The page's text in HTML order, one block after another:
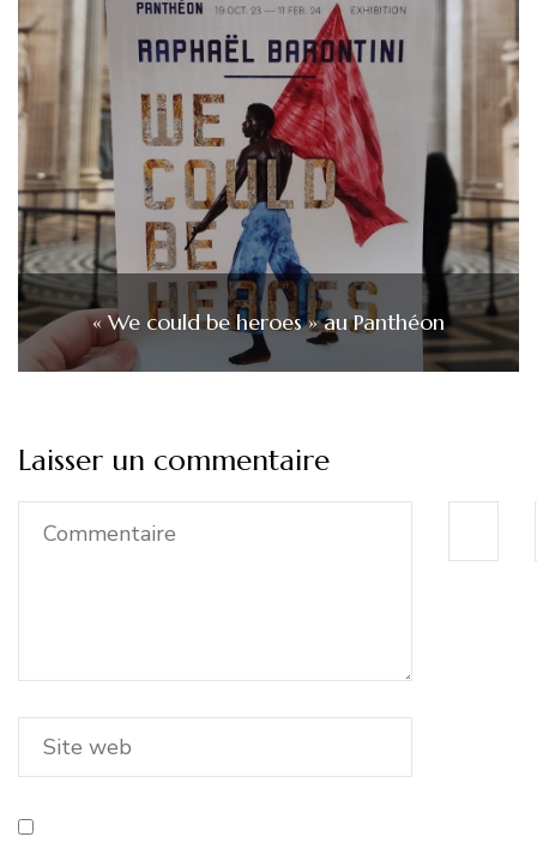
« We could be heroes » au Panthéon
Laisser un commentaire